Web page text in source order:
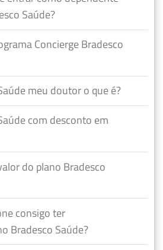
Saúde?
Concierge Bradesco
meu doutor o que é?
com desconto em
do plano Bradesco
consigo ter
Bradesco Saúde?